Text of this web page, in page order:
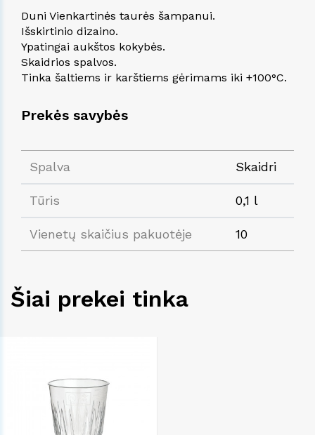
Prekės savybės
Spalva Skaidri
Tūris 0,1 l
Vienetų skaičius pakuotėje 10
Duni Vienkartinės taurės šampanui.
Išskirtinio dizaino.
Ypatingai aukštos kokybės.
Skaidrios spalvos.
Tinka šaltiems ir karštiems gėrimams iki +100°C.
Šiai prekei tinka